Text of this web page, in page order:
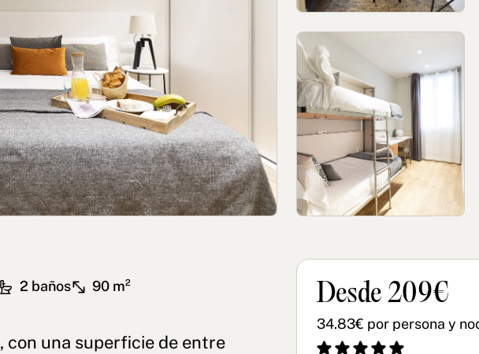
privacidad Política de privacidad en redes sociales Aviso legal Términos y condiciones
reclamaciones de Oporto © 2026Aspasios | Todos los Derechos Reservados
2 baños 90 m²
con una superficie de entre
Desde 209€
34.83€ por persona y